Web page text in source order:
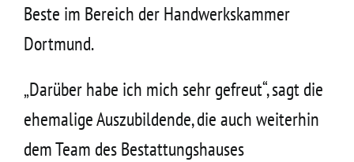
Beste im Bereich der Handwerkskammer
Dortmund.
„Darüber habe ich mich sehr gefreut“, sagt die
ehemalige Auszubildende, die auch weiterhin
dem Team des Bestattungshauses